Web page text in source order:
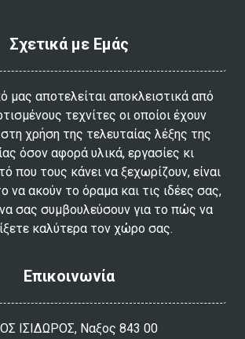
Σχετικά με Εμάς
μας αποτελείται αποκλειστικά από
τεχνίτες οι οποίοι έχουν
στη χρήση της τελευταίας λέξης της
όσον αφορά υλικά, εργασίες κι
που τους κάνει να ξεχωρίζουν, είναι
να ακούν το όραμα και τις ιδέες σας,
σας συμβουλεύσουν για το πώς να
καλύτερα τον χώρο σας.
Επικοινωνία
ΙΣΙΔΩΡΟΣ, Ναξος 843 00